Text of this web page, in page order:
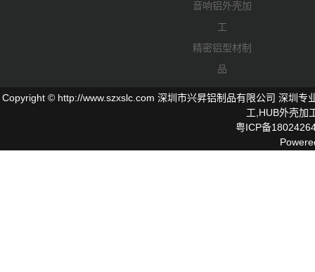
音响铝外壳加
工
精密铝型材制
品
Copyright © http://www.szxslc.com 深圳市兴昇铝制品有限公司 深圳专
工, HUB外壳加
粤ICP备